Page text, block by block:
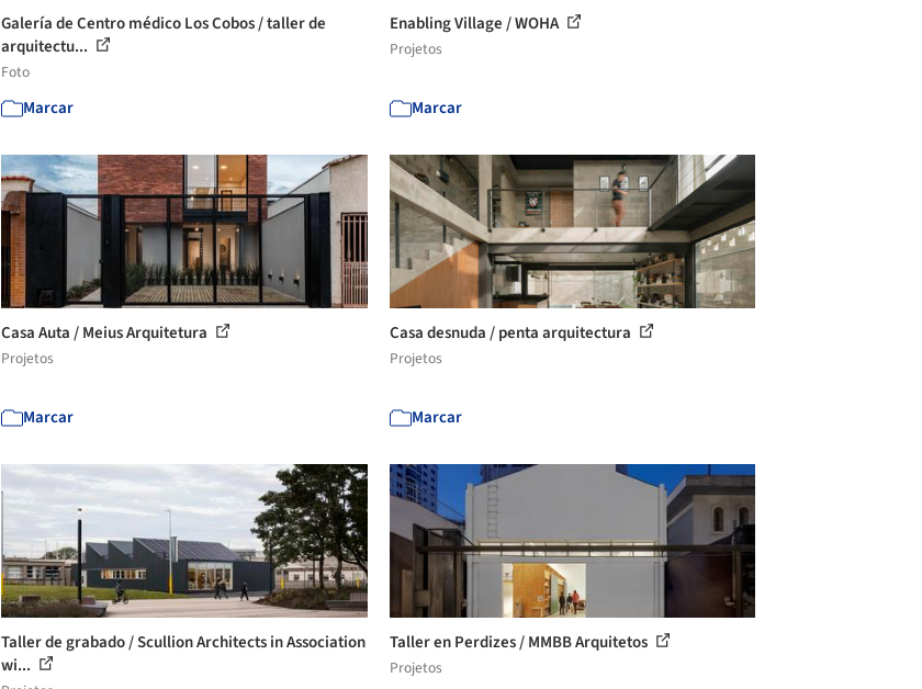
Galería de Centro médico Los Cobos / taller de
arquitectu...
Foto
Marcar
Enabling Village / WOHA
Projetos
Marcar
Casa Auta / Meius Arquitetura
Projetos
Marcar
Casa desnuda / penta arquitectura
Projetos
Marcar
Taller de grabado / Scullion Architects in Association
wi...
Taller en Perdizes / MMBB Arquitetos
Projetos